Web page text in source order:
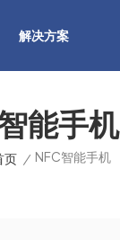
解决方案
能手机
页 / NFC智能手机